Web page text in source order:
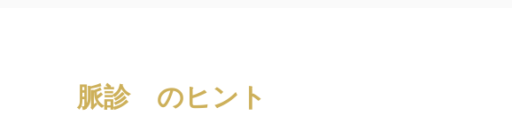
脈診 のヒント